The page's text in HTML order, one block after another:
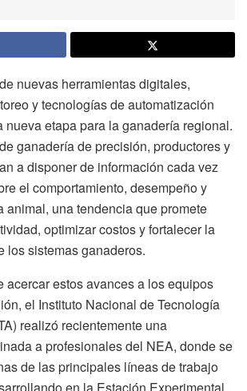
nuevas herramientas digitales,
y tecnologías de automatización
nueva etapa para la ganadería regional.
ganadería de precisión, productores y
a disponer de información cada vez
el comportamiento, desempeño y
animal, una tendencia que promete
optimizar costos y fortalecer la
los sistemas ganaderos.
acercar estos avances a los equipos
el Instituto Nacional de Tecnología
realizó recientemente una
a profesionales del NEA, donde se
de las principales líneas de trabajo